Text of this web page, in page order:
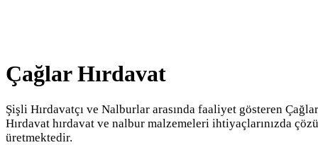
Çağlar Hırdavat
Şişli Hırdavatçı ve Nalburlar arasında faaliyet gösteren Çağlar
Hırdavat hırdavat ve nalbur malzemeleri ihtiyaçlarınızda
üretmektedir.